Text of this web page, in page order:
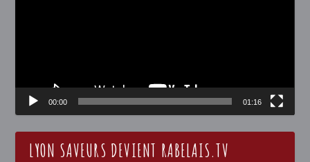
00:00 01:16
LYON SAVEURS DEVIENT RABELAIS.TV